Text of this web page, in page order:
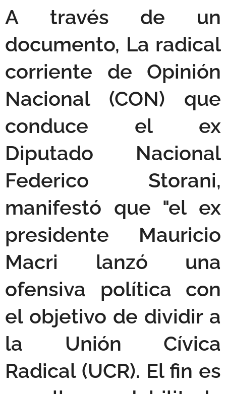
A través de un
documento, La radical
corriente de Opinión
Nacional (CON) que
conduce el ex
Diputado Nacional
Federico Storani,
manifestó que "el ex
presidente Mauricio
Macri lanzó una
ofensiva política con
el objetivo de dividir a
la Unión Cívica
Radical (UCR). El fin es